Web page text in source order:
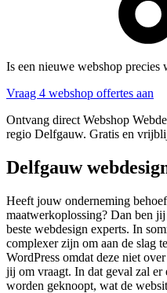
Is een nieuwe webshop precies
Vraag 4 webshop offertes aan
Ontvang direct Webshop
regio Delfgauw. Gratis en
Delfgauw
Heeft jouw onderneming
maatwerkoplossing? Dan ben
beste webdesign experts. In
complexer zijn om aan de slag
WordPress omdat deze niet
jij om vraagt. In dat geval zal er
worden geknoopt, wat de